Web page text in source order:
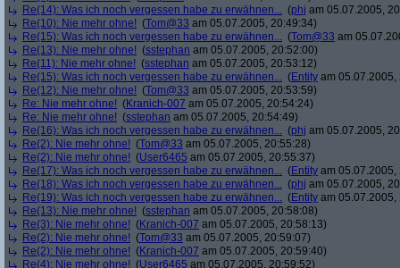
Re(14): Was ich noch vergessen habe zu erwähnen... (phj am 05.07.2005,
Re(10): Nie mehr ohne! (Tom@33 am 05.07.2005, 20:49:34)
Re(15): Was ich noch vergessen habe zu erwähnen... (Tom@33 am
Re(13): Nie mehr ohne! (sstephan am 05.07.2005, 20:52:00)
Re(11): Nie mehr ohne! (sstephan am 05.07.2005, 20:53:12)
Re(15): Was ich noch vergessen habe zu erwähnen... (Entity am 05.07.2005,
Re(12): Nie mehr ohne! (Tom@33 am 05.07.2005, 20:53:59)
Re: Nie mehr ohne! (Kranich-007 am 05.07.2005, 20:54:24)
Re: Nie mehr ohne! (sstephan am 05.07.2005, 20:54:49)
Re(16): Was ich noch vergessen habe zu erwähnen... (phj am 05.07.2005,
Re(2): Nie mehr ohne! (Tom@33 am 05.07.2005, 20:55:28)
Re(2): Nie mehr ohne! (User6465 am 05.07.2005, 20:55:37)
Re(17): Was ich noch vergessen habe zu erwähnen... (Entity am 05.07.2005,
Re(18): Was ich noch vergessen habe zu erwähnen... (phj am 05.07.2005,
Re(19): Was ich noch vergessen habe zu erwähnen... (Entity am 05.07.2005,
Re(13): Nie mehr ohne! (sstephan am 05.07.2005, 20:58:08)
Re(3): Nie mehr ohne! (Kranich-007 am 05.07.2005, 20:58:13)
Re(2): Nie mehr ohne! (Tom@33 am 05.07.2005, 20:59:07)
Re(2): Nie mehr ohne! (Kranich-007 am 05.07.2005, 20:59:40)
Re(4): Nie mehr ohne! (User6465 am 05.07.2005, 20:59:52)